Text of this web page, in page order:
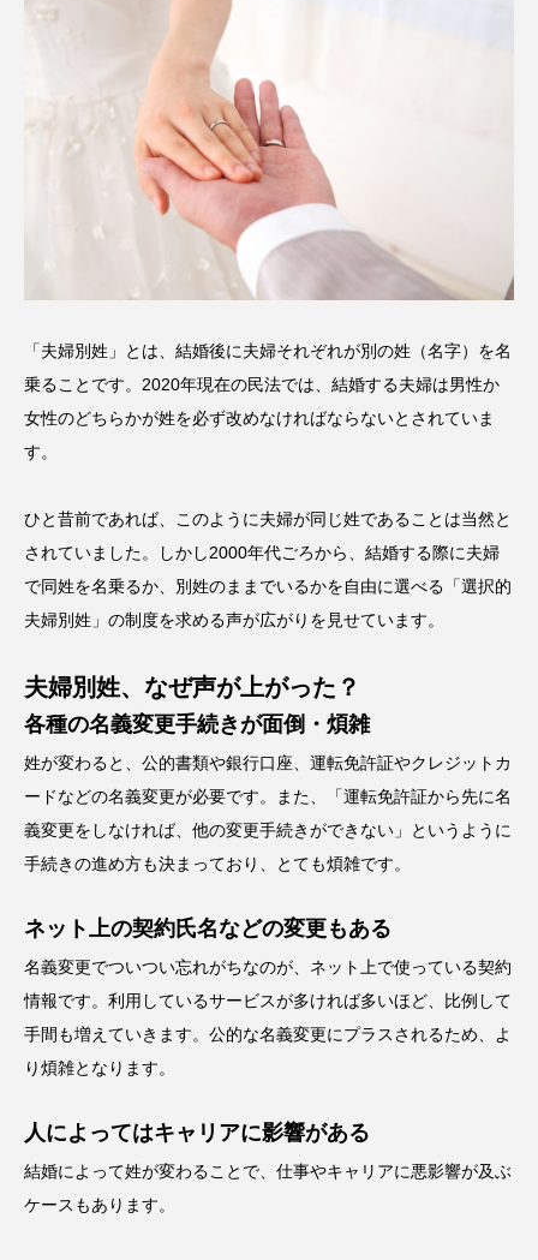
「夫婦別姓」とは、結婚後に夫婦それぞれが別の姓（名字）を名
乗ることです。2020年現在の民法では、結婚する夫婦は男性か
女性のどちらかが姓を必ず改めなければならないとされていま
す。
ひと昔前であれば、このように夫婦が同じ姓であることは当然と
されていました。しかし2000年代ごろから、結婚する際に夫婦
で同姓を名乗るか、別姓のままでいるかを自由に選べる「選択的
夫婦別姓」の制度を求める声が広がりを見せています。
夫婦別姓、なぜ声が上がった？
各種の名義変更手続きが面倒・煩雑
姓が変わると、公的書類や銀行口座、運転免許証やクレジットカ
ードなどの名義変更が必要です。また、「運転免許証から先に名
義変更をしなければ、他の変更手続きができない」というように
手続きの進め方も決まっており、とても煩雑です。
ネット上の契約氏名などの変更もある
名義変更でついつい忘れがちなのが、ネット上で使っている契約
情報です。利用しているサービスが多ければ多いほど、比例して
手間も増えていきます。公的な名義変更にプラスされるため、よ
り煩雑となります。
人によってはキャリアに影響がある
結婚によって姓が変わることで、仕事やキャリアに悪影響が及ぶ
ケースもあります。